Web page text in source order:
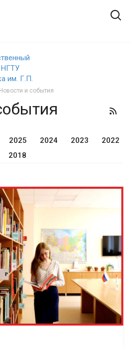
НГТУ
им. Г.П.
Новости и события
2025 2024 2023
2022
2018